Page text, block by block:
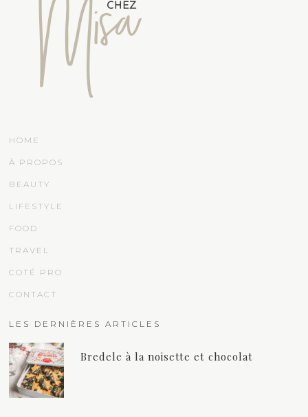
HOME
À PROPOS
BEAUTY
LIFESTYLE
FOOD
TRAVEL
COTÉ PRO
CONTACT
LES DERNIÈRES ARTICLES
Bredele à la noisette et chocolat